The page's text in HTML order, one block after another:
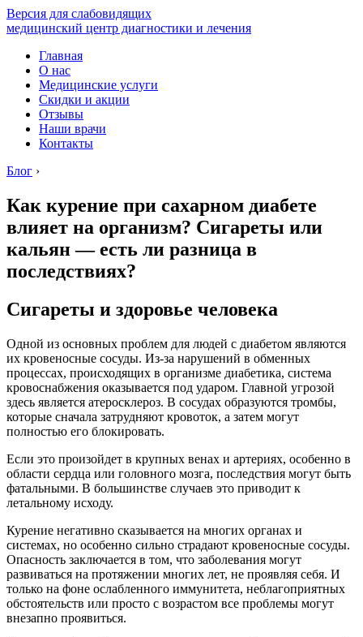
Версия для слабовидящих
медицинский центр диагностики и лечения
Главная
О нас
Медицинские услуги
Скидки и акции
Отзывы
Наши врачи
Контакты
Блог ›
Как курение при сахарном диабете
влияет на организм? Сигареты или
кальян — есть ли разница в
последствиях?
Сигареты и здоровье человека
Одной из основных проблем для людей с диабетом являются
их кровеносные сосуды. Из-за нарушений в обменных
процессах, происходящих в организме диабетика, система
кровоснабжения оказывается под ударом. Главной угрозой
здесь является атеросклероз. В сосудах образуются тромбы,
которые сначала затрудняют кровоток, а затем могут
полностью его блокировать.
Если это произойдет в крупных венах и артериях, особенно в
области сердца или головного мозга, последствия могут быть
фатальными. В большинстве случаев это приводит к
летальному исходу.
Курение негативно сказывается на многих органах и
системах, но особенно сильно страдают кровеносные сосуды.
Опасность заключается в том, что заболевания могут
развиваться на протяжении многих лет, не проявляя себя. И
только на фоне ослабленного иммунитета, неблагоприятных
обстоятельств или просто с возрастом все проблемы могут
внезапно проявиться.